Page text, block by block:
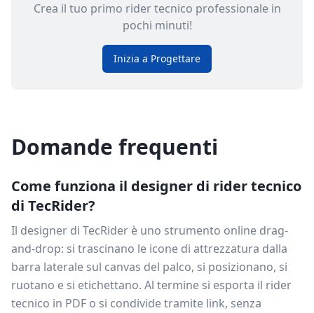
Crea il tuo primo rider tecnico professionale in
pochi minuti!
Inizia a Progettare
Domande frequenti
Come funziona il designer di rider tecnico
di TecRider?
Il designer di TecRider è uno strumento online drag-
and-drop: si trascinano le icone di attrezzatura dalla
barra laterale sul canvas del palco, si posizionano, si
ruotano e si etichettano. Al termine si esporta il rider
tecnico in PDF o si condivide tramite link, senza